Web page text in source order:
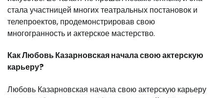
стала участницей многих театральных постановок и
телепроектов, продемонстрировав свою
многогранность и актерское мастерство.
Как Любовь Казарновская начала свою актерскую
карьеру?
Любовь Казарновская начала свою актерскую карьеру